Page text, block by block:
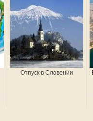
Отпуск в Словении